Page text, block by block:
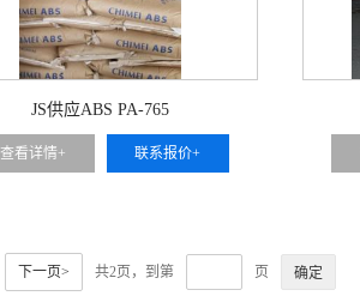
JS供应ABS PA-765
查看详情+ 联系报价+
下一页> 共2页，到第 页